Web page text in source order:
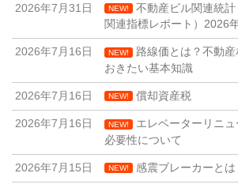
2026年7月31日 NEW!
不動産ビル関連統
関連指標レポート）2026
2026年7月16日 NEW!
路線価とは？不動
おきたい基本知識
2026年7月16日 NEW! 償却資産税
2026年7月16日 NEW!
エレベーターリニ
必要性について
2026年7月15日 NEW! 感震ブレーカーとは